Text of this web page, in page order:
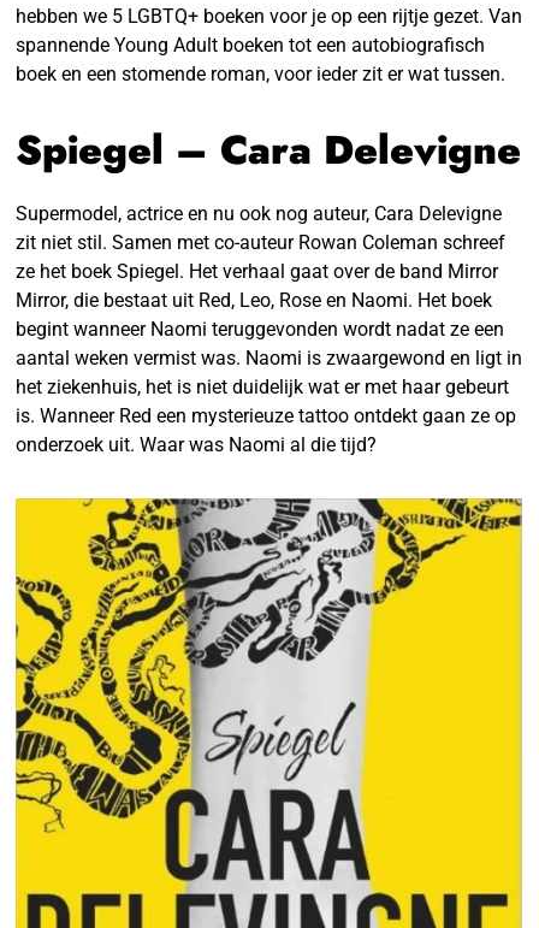
hebben we 5 LGBTQ+ boeken voor je op een rijtje gezet. Van
spannende Young Adult boeken tot een autobiografisch
boek en een stomende roman, voor ieder zit er wat tussen.
Spiegel – Cara Delevigne
Supermodel, actrice en nu ook nog auteur, Cara Delevigne
zit niet stil. Samen met co-auteur Rowan Coleman schreef
ze het boek Spiegel. Het verhaal gaat over de band Mirror
Mirror, die bestaat uit Red, Leo, Rose en Naomi. Het boek
begint wanneer Naomi teruggevonden wordt nadat ze een
aantal weken vermist was. Naomi is zwaargewond en ligt in
het ziekenhuis, het is niet duidelijk wat er met haar gebeurt
is. Wanneer Red een mysterieuze tattoo ontdekt gaan ze op
onderzoek uit. Waar was Naomi al die tijd?